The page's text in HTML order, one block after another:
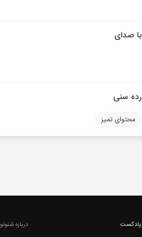
با صدای
رده سنی
محتوای تمیز
پادکست
درباره شنوتو